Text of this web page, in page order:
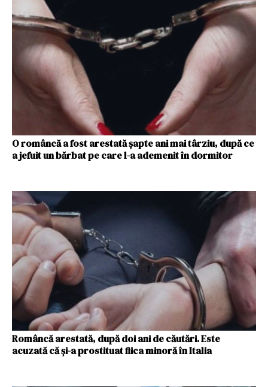
O româncă a fost arestată șapte ani mai târziu, după ce
a jefuit un bărbat pe care l-a ademenit în dormitor
Româncă arestată, după doi ani de căutări. Este
acuzată că și-a prostituat fiica minoră în Italia